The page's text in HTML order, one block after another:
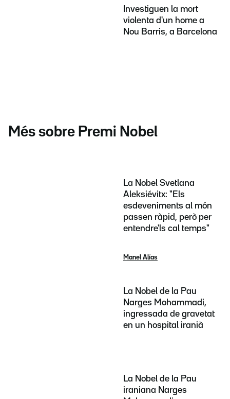
Investiguen la mort
violenta d'un home a
Nou Barris, a Barcelona
Més sobre Premi Nobel
La Nobel Svetlana
Aleksiévitx: "Els
esdeveniments al món
passen ràpid, però per
entendre'ls cal temps"
Manel Alías
La Nobel de la Pau
Narges Mohammadi,
ingressada de gravetat
en un hospital iranià
La Nobel de la Pau
iraniana Narges